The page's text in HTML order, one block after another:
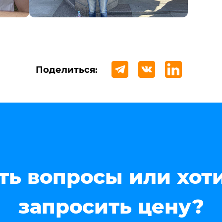
Поделиться:
вопросы или
запросить цену?